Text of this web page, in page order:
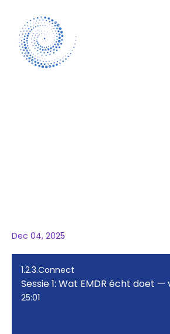
Dec 04, 2025
1.2.3.Connect
25:01